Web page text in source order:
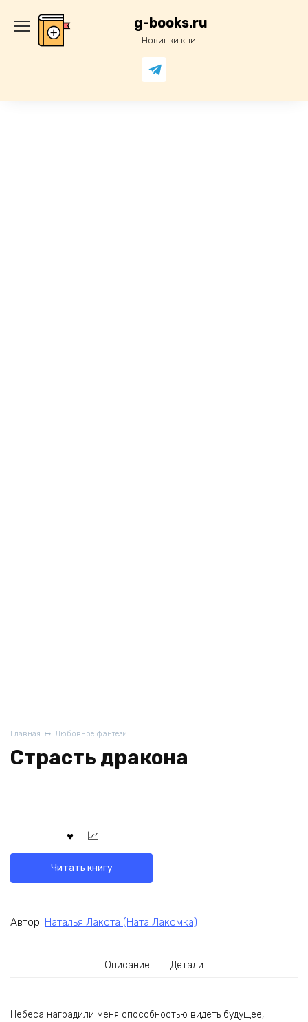
содержанию
g-books.ru
Новинки книг
Главная Любовное фэнтези
Страсть дракона
Читать книгу
Автор: Наталья Лакота (Ната Лакомка)
Описание Детали
Небеса наградили меня способностью видеть будущее,